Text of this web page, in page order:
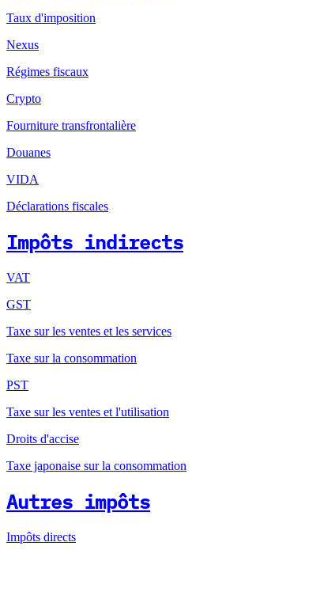
Taux d'imposition
Nexus
Régimes fiscaux
Crypto
Fourniture transfrontalière
Douanes
VIDA
Déclarations fiscales
Impôts indirects
VAT
GST
Taxe sur les ventes et les services
Taxe sur la consommation
PST
Taxe sur les ventes et l'utilisation
Droits d'accise
Taxe japonaise sur la consommation
Autres impôts
Impôts directs